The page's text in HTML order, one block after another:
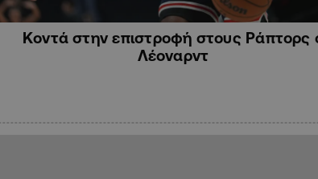
Κοντά στην επιστροφή στους Ράπτορς
Λέοναρντ